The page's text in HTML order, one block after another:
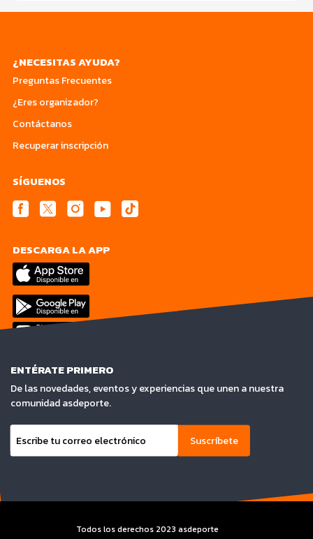
¿NECESITAS AYUDA?
Preguntas Frecuentes
¿Eres organizador?
Contáctanos
Recuperar inscripción
SÍGUENOS
DESCARGA LA APP
ENTÉRATE PRIMERO
De las novedades, eventos y experiencias que unen a nuestra
comunidad asdeporte.
Suscríbete
Todos los derechos 2023 asdeporte